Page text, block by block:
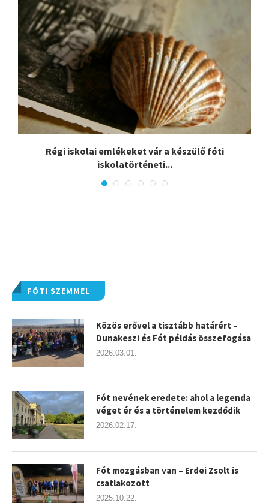
Régi iskolai emlékeket vár a készülő fóti
iskolatörténeti...
FÓTI SZEMMEL
Közös erővel a tisztább határért –
Dunakeszi és Fót példás összefogása
2026.03.01.
Fót nevének eredete: ahol a legenda
véget ér és a történelem kezdődik
2026.02.17.
Fót mozgásban van – Erdei Zsolt is
csatlakozott
2025.10.22.